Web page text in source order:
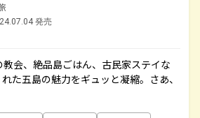
発売
会、絶品島ごはん、古民家ステイな
た五島の魅力をギュッと凝縮。さあ、